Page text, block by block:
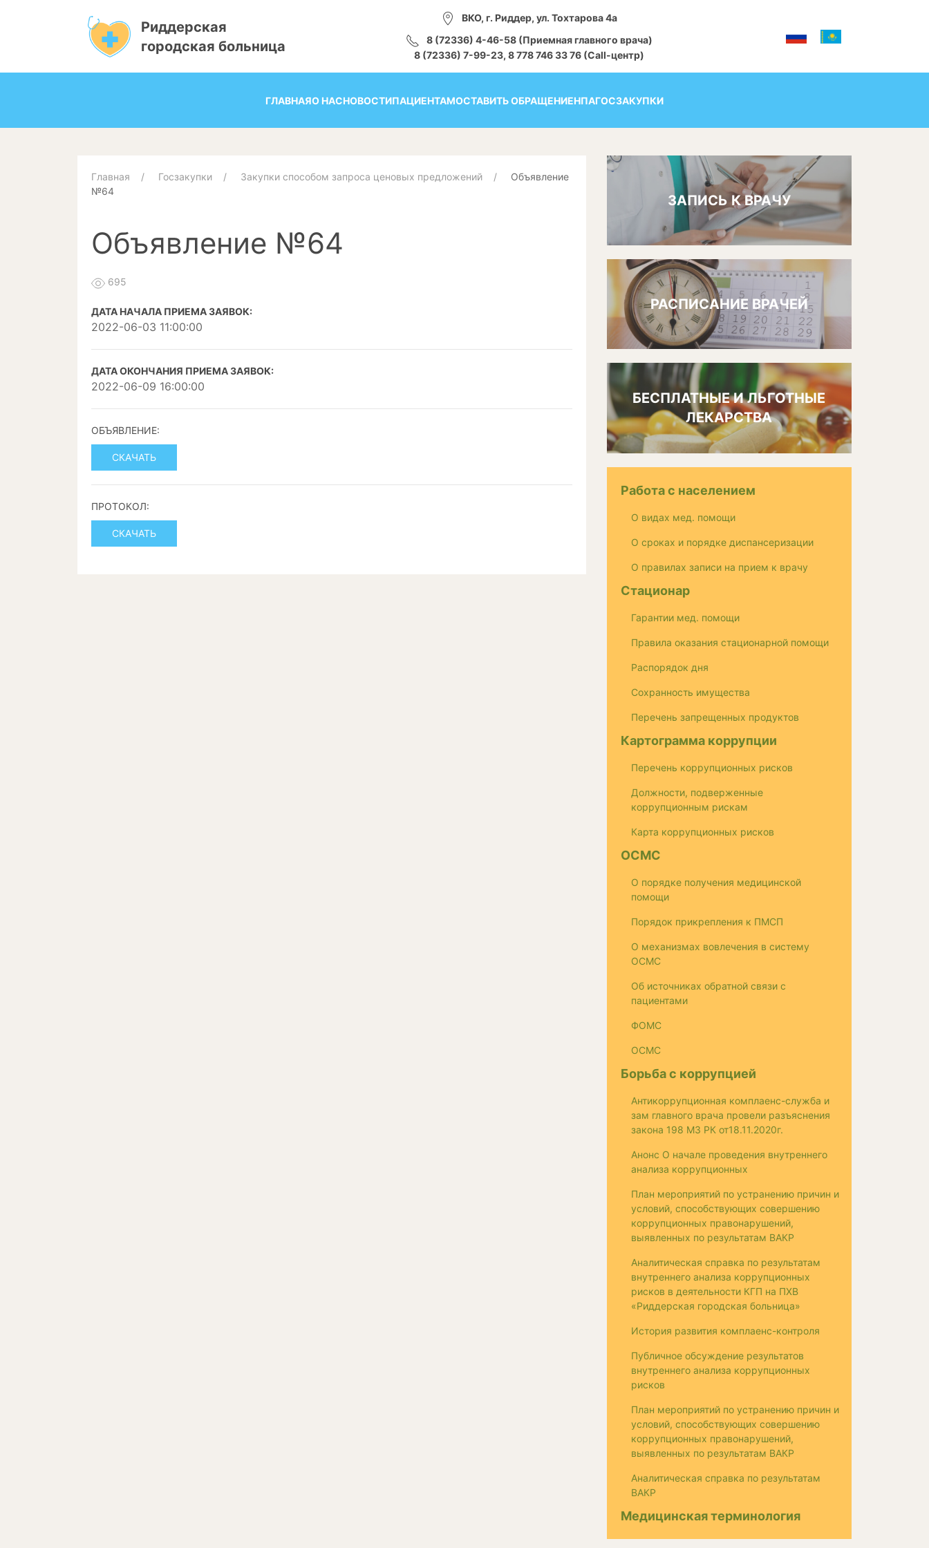
Риддерская
городская больница
ВКО, г. Риддер, ул. Тохтарова 4а
8 (72336) 4-46-58 (Приемная главного врача)
8 (72336) 7-99-23, 8 778 746 33 76 (Call-центр)
ГЛАВНАЯО НАСНОВОСТИПАЦИЕНТАМОСТАВИТЬ ОБРАЩЕНИЕНПАГОСЗАКУПКИ
Главная Госзакупки Закупки способом запроса ценовых предложений
Объявление
№64
Объявление №64
695
ДАТА НАЧАЛА ПРИЕМА ЗАЯВОК:
2022-06-03 11:00:00
ДАТА ОКОНЧАНИЯ ПРИЕМА ЗАЯВОК:
2022-06-09 16:00:00
ОБЪЯВЛЕНИЕ:
СКАЧАТЬ
ПРОТОКОЛ:
СКАЧАТЬ
ЗАПИСЬ К ВРАЧУ
РАСПИСАНИЕ ВРАЧЕЙ
БЕСПЛАТНЫЕ И ЛЬГОТНЫЕ
ЛЕКАРСТВА
Работа с населением
О видах мед. помощи
О сроках и порядке диспансеризации
О правилах записи на прием к врачу
Стационар
Гарантии мед. помощи
Правила оказания стационарной помощи
Распорядок дня
Сохранность имущества
Перечень запрещенных продуктов
Картограмма коррупции
Перечень коррупционных рисков
Должности, подверженные
коррупционным рискам
Карта коррупционных рисков
ОСМС
О порядке получения медицинской
помощи
Порядок прикрепления к ПМСП
О механизмах вовлечения в систему
ОСМС
Об источниках обратной связи с
пациентами
ФОМС
ОСМС
Борьба с коррупцией
Антикоррупционная комплаенс-служба и
зам главного врача провели разъяснения
закона 198 МЗ РК от18.11.2020г.
Анонс О начале проведения внутреннего
анализа коррупционных
План мероприятий по устранению причин и
условий, способствующих совершению
коррупционных правонарушений,
выявленных по результатам ВАКР
Аналитическая справка по результатам
внутреннего анализа коррупционных
рисков в деятельности КГП на ПХВ
«Риддерская городская больница»
История развития комплаенс-контроля
Публичное обсуждение результатов
внутреннего анализа коррупционных
рисков
План мероприятий по устранению причин и
условий, способствующих совершению
коррупционных правонарушений,
выявленных по результатам ВАКР
Аналитическая справка по результатам
ВАКР
Медицинская терминология